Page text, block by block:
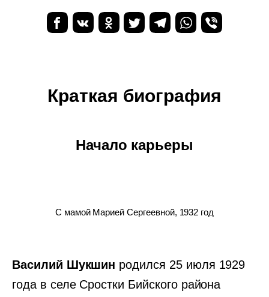
Краткая биография
Начало карьеры
С мамой Марией Сергеевной, 1932 год
Василий Шукшин родился 25 июля 1929
года в селе Сростки Бийского района